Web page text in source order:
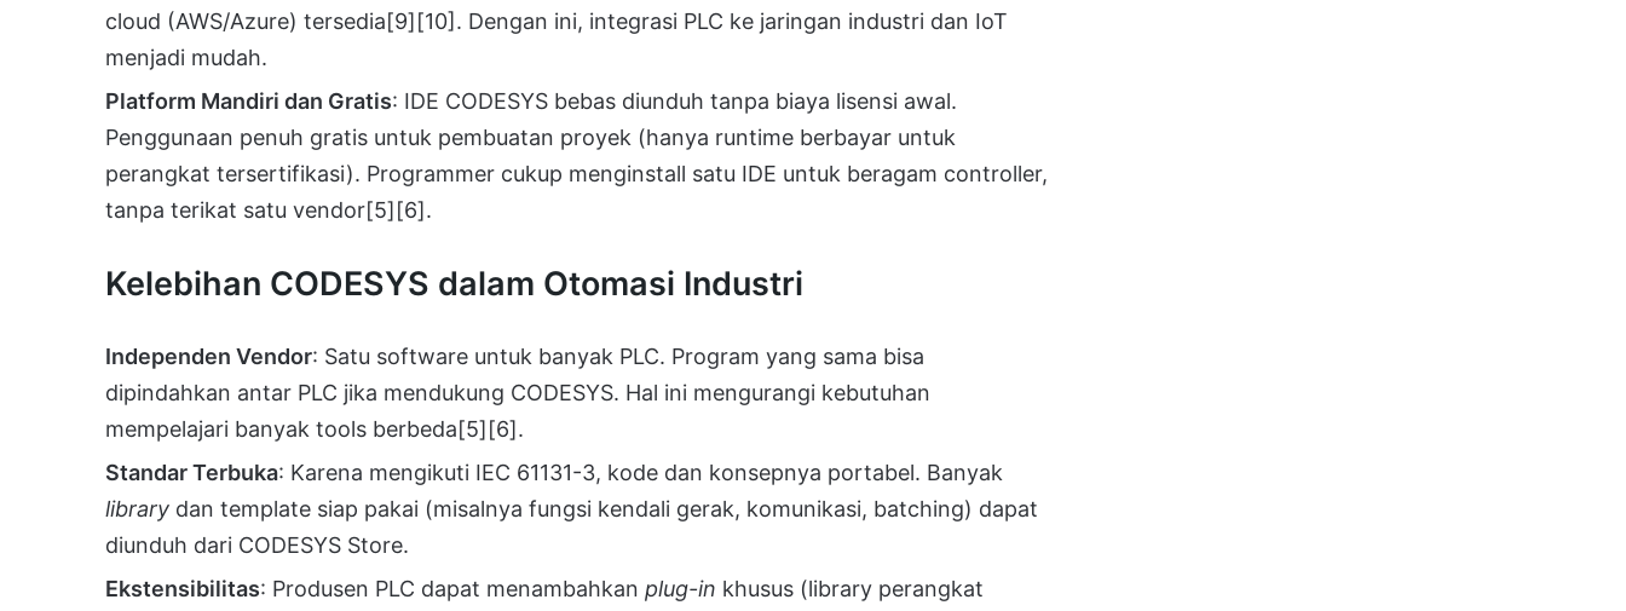
cloud (AWS/Azure) tersedia[9][10] . Dengan ini, integrasi PLC ke jaringan industri dan IoT
menjadi mudah.
Platform Mandiri dan Gratis: IDE CODESYS bebas diunduh tanpa biaya lisensi awal.
Penggunaan penuh gratis untuk pembuatan proyek (hanya runtime berbayar untuk
perangkat tersertifikasi). Programmer cukup menginstall satu IDE untuk beragam controller,
tanpa terikat satu vendor[5][6].
Kelebihan CODESYS dalam Otomasi Industri
Independen Vendor: Satu software untuk banyak PLC. Program yang sama bisa
dipindahkan antar PLC jika mendukung CODESYS. Hal ini mengurangi kebutuhan
mempelajari banyak tools berbeda[5][6].
Standar Terbuka: Karena mengikuti IEC 61131-3, kode dan konsepnya portabel. Banyak
library dan template siap pakai (misalnya fungsi kendali gerak, komunikasi, batching) dapat
diunduh dari CODESYS Store.
Ekstensibilitas: Produsen PLC dapat menambahkan plug-in khusus (library perangkat